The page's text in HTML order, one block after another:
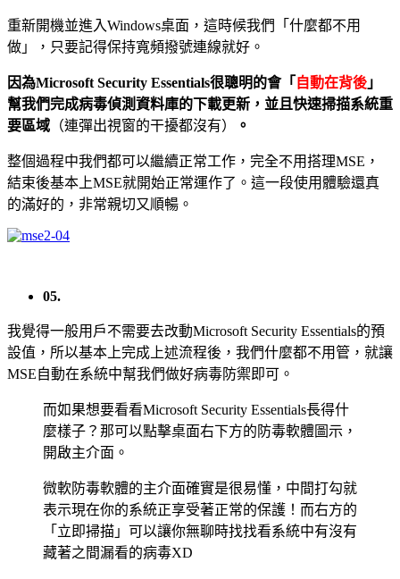
重新開機並進入Windows桌面，這時候我們「什麼都不用
做」，只要記得保持寬頻撥號連線就好。
因為Microsoft Security Essentials很聰明的會「 自動在背後 」
幫我們完成病毒偵測資料庫的下載更新，並且快速掃描系統重
要區域 （連彈出視窗的干擾都沒有） 。
整個過程中我們都可以繼續正常工作，完全不用搭理MSE，
結束後基本上MSE就開始正常運作了。這一段使用體驗還真
的滿好的，非常親切又順暢。
05.
我覺得一般用戶不需要去改動Microsoft Security Essentials的預
設值，所以基本上完成上述流程後，我們什麼都不用管，就讓
MSE自動在系統中幫我們做好病毒防禦即可。
而如果想要看看Microsoft Security Essentials長得什
麼樣子？那可以點擊桌面右下方的防毒軟體圖示，
開啟主介面。
微軟防毒軟體的主介面確實是很易懂，中間打勾就
表示現在你的系統正享受著正常的保護！而右方的
「立即掃描」可以讓你無聊時找找看系統中有沒有
藏著之間漏看的病毒XD